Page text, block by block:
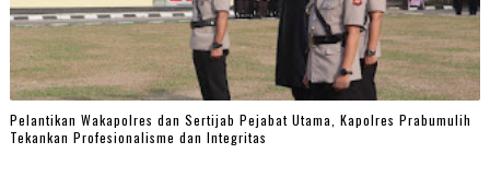
Pelantikan Wakapolres dan Sertijab Pejabat Utama, Kapolres Prabumulih
Tekankan Profesionalisme dan Integritas